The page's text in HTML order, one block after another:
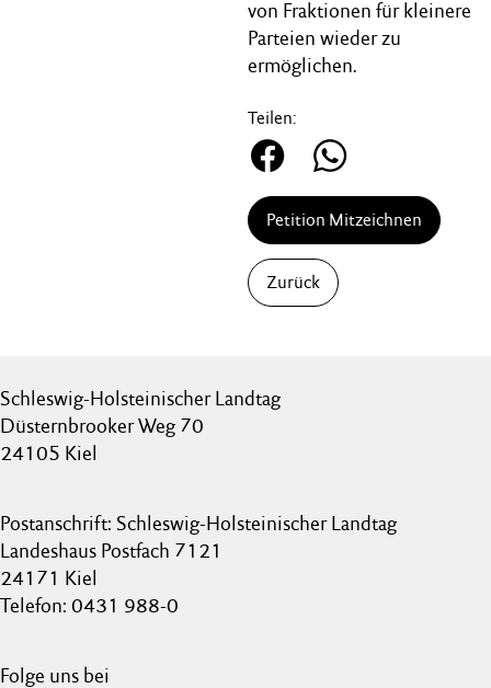
von Fraktionen für kleinere
Parteien wieder zu
ermöglichen.
Teilen:
Petition Mitzeichnen
Zurück
Schleswig-Holsteinischer Landtag
Düsternbrooker Weg 70
24105 Kiel
Postanschrift: Schleswig-Holsteinischer Landtag
Landeshaus Postfach 7121
24171 Kiel
Telefon: 0431 988-0
Folge uns bei